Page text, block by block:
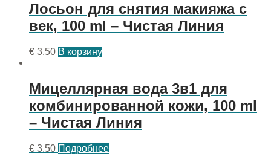
Лосьон для снятия макияжа с
век, 100 ml – Чистая Линия
€ 3.50 В корзину
Мицеллярная вода 3в1 для
комбинированной кожи, 100 ml
– Чистая Линия
€ 3.50 Подробнее